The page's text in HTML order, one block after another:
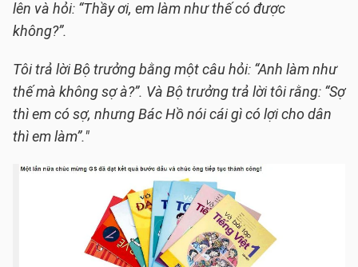
lên và hỏi: “Thầy ơi, em làm như thế có được
không?”.
Tôi trả lời Bộ trưởng bằng một câu hỏi: “Anh làm như
thế mà không sợ à?”. Và Bộ trưởng trả lời tôi rằng: “Sợ
thì em có sợ, nhưng Bác Hồ nói cái gì có lợi cho dân
thì em làm”."